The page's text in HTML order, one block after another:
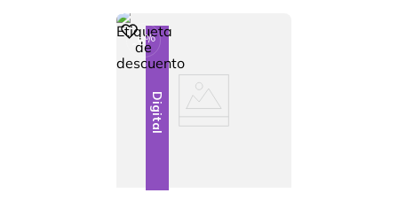
Digital
-5%